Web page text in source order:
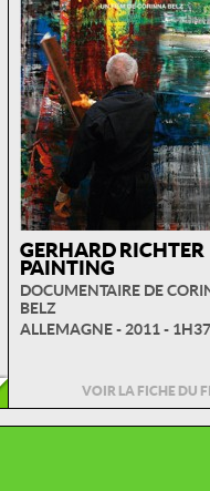
GERHARD RICHTER
PAINTING
DOCUMENTAIRE DE
BELZ
ALLEMAGNE - 2011 - 1H37
VOIR LA FICHE DU